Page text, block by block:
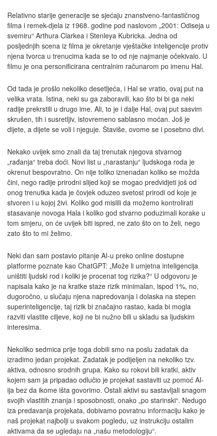
Relativno starije generacije se sjećaju znanstveno-fantastičnog
filma i remek-djela iz 1968. godine pod naslovom „2001: Odiseja u
svemiru“ Arthura Clarkea i Stenleya Kubricka. Jedna od
posljednjih scena iz filma je okretanje vještačke inteligencije protiv
njena tvorca u trenucima kada se to od nje najmanje očekivalo. U
filmu je ona personificirana centralnim računarom po imenu Hal.
Od tada je prošlo nekoliko desetljeća, i Hal se vratio, ovaj put na
velika vrata. Istina, neki su ga zaboravili, kao što bi bi ga neki
radije prekrstili u drugo ime. Ali, to je i dalje Hal, ovaj put sasvim
skrušen, tih i susretljiv, istovremeno sablasno moćan. Još je
dijete, a dijete se voli i njeguje. Štaviše, ovome se i posebno divi.
Nekako uvijek smo znali da taj trenutak njegova stvarnog
„rađanja“ treba doći. Novi list u „narastanju“ ljudskoga roda je
okrenut bespovratno. On nije toliko iznenadan koliko se možda
čini, nego radije prirodni slijed koji se mogao predvidjeti još od
onog trenutka kada je čovjek oduzeo svetost prirodi od koje je
stvoren i u kojoj živi. Koliko god mislili da možemo kontrolirati
stasavanje novoga Hala i koliko god stvarno poduzimali korake u
tom smjeru, on će uvijek biti ispred, ne zato što on to želi, nego
zato što to mi želimo.
Neki dan sam postavio pitanje AI-u preko online dostupne
platforme poznate kao ChatGPT: „Može li umjetna inteligencija
uništiti ljudski rod i koliki je procenat tog rizika?“ U odgovoru je
napisala kako je na kratke staze rizik minimalan, ispod 1%, no,
dugoročno, u slučaju njena napredovanja i dolaska na stepen
superinteligencije, taj rizik bi značajno rastao, kada bi mogla
razviti vlastite ciljeve, koji ne bi nužno bili u skladu sa ljudskim
interesima.
Nekoliko sedmica prije toga dobili smo na poslu zadatak da
izradimo jedan projekat. Zadatak je podijeljen na nekoliko tzv.
aktiva, odnosno srodnih grupa. Kako su rokovi bili kratki, aktiv
kojem sam ja pripadao odlučio je projekat sastaviti uz pomoć AI-
ija bez da ikome išta govorimo. Ostali aktivi su sastavljali snagom
svojih vlastitih znanja i sposobnosti, onako „po starinski“. Nedugo
iza predavanja projekata, dobivamo povratnu informaciju kako je
naš projekat najbolji u svakom pogledu, uz instrukciju ostalim
aktivama da se ugledaju na „našu metodologiju“.